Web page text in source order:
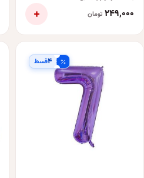
۲۴۹٬۰۰۰ تومان +
۴قسط